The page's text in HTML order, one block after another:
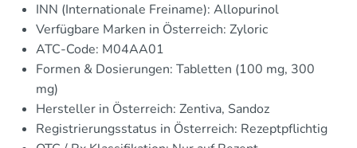
INN (Internationale Freiname): Allopurinol
Verfügbare Marken in Österreich: Zyloric
ATC-Code: M04AA01
Formen & Dosierungen: Tabletten (100 mg, 300
mg)
Hersteller in Österreich: Zentiva, Sandoz
Registrierungsstatus in Österreich: Rezeptpflichtig